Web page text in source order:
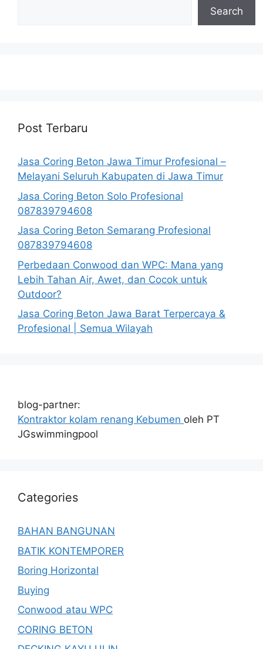
Search
Post Terbaru
Jasa Coring Beton Jawa Timur Profesional –
Melayani Seluruh Kabupaten di Jawa Timur
Jasa Coring Beton Solo Profesional
087839794608
Jasa Coring Beton Semarang Profesional
087839794608
Perbedaan Conwood dan WPC: Mana yang
Lebih Tahan Air, Awet, dan Cocok untuk
Outdoor?
Jasa Coring Beton Jawa Barat Terpercaya &
Profesional | Semua Wilayah
blog-partner:
Kontraktor kolam renang Kebumen oleh PT
JGswimmingpool
Categories
BAHAN BANGUNAN
BATIK KONTEMPORER
Boring Horizontal
Buying
Conwood atau WPC
CORING BETON